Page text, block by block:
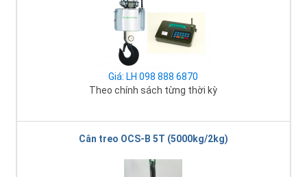
Giá: LH 098 888 6870
Theo chính sách từng thời kỳ
Cân treo OCS-B 5T (5000kg/2kg)